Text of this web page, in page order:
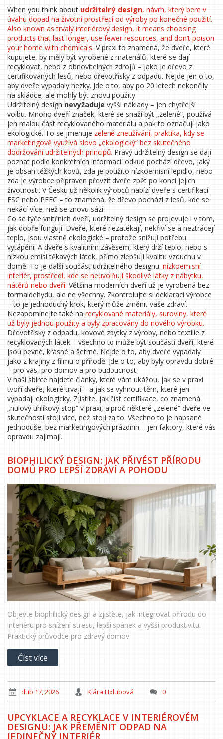
When you think about udržitelný design, návrh, který bere v
úvahu dopad na životní prostředí od výroby po konečné použití.
Also known astrvalý interiérový design, it means choosing
products that last longer, use fewer resources, and don’t poison
your home with chemicals. V praxi to znamená, že dveře, které
kupujete, by měly být vyrobené z materiálů, které se dají
recyklovat, nebo z obnovitelných zdrojů – jako je dřevo z
certifikovaných lesů, nebo dřevotřísky z odpadu. Nejde jen o to,
aby dveře vypadaly hezky. Jde o to, aby po 20 letech nekončily
na skládce, ale mohly být znovu použity.
Udržitelný design nevyžaduje vyšší náklady – jen chytřejší
volbu. Mnoho dveří značek, které se snaží být „zelené“, používá
jen malou část recyklovaného materiálu a pak to označují jako
ekologické. To se jmenuje zelené zneužívání, praktika, kdy se
marketingově využívá slovo „ekologický“ bez skutečného
dodržování udržitelných principů. Pravý udržitelný design se dají
poznat podle konkrétních informací: odkud pochází dřevo, jaký
je obsah těžkých kovů, zda je použito nízkoemisní lepidlo, nebo
zda je výrobce připraven převzít dveře zpět po konci jejich
životnosti. V Česku už několik výrobců nabízí dveře s certifikací
FSC nebo PEFC – to znamená, že dřevo pochází z lesů, kde se
nekácí více, než se znovu sází.
Co se týče vnitřních dveří, udržitelný design se projevuje i v tom,
jak dobře fungují. Dveře, které nezatékají, nekřiví se a neztrácejí
teplo, jsou vlastně ekologické – protože snižují potřebu
vytápění. A dveře s kvalitním závěsem, který drží teplo, nebo s
nízkou emisí těkavých látek, přímo zlepšují kvalitu vzduchu v
domě. To je další součást udržitelného designu: nízkoemisní
interiér, prostředí, kde se neuvolňují škodlivé látky z nábytku,
nátěrů nebo dveří. Většina moderních dveří už je vyrobená bez
formaldehydu, ale ne všechny. Zkontrolujte si deklaraci výrobce
– to je jednoduchý krok, který může změnit vaše zdraví.
Nezapomínejte také na recyklované materiály, suroviny, které
už byly jednou použity a byly zpracovány do nového výrobku.
Dřevotřísky z odpadu, kovové zbytky z výroby, nebo textilie z
recyklovaných látek – všechno to může být součástí dveří, které
jsou pevné, krásné a šetrné. Nejde o to, aby dveře vypadaly
jako z krajiny z filmu o přírodě. Jde o to, aby byly opravdu dobré
– pro vás, pro domov a pro budoucnost.
V naší sbírce najdete články, které vám ukážou, jak se v praxi
tvoří dveře, které trvají – a jak se vyhnout těm, které jen
vypadají ekologicky. Zjistíte, jak číst certifikace, co znamená
„nulový uhlíkový stop“ v praxi, a proč některé „zelené“ dveře ve
skutečnosti stojí více, než stojí za to. Všechno to je napsané
jednoduše, bez marketingových prázdnin – jen faktory, které vás
opravdu zajímají.
BIOPHILICKÝ DESIGN: JAK PŘIVÉST PŘÍRODU
DOMŮ PRO LEPŠÍ ZDRAVÍ A POHODU
Objevte biophilický design a zjistěte, jak integrovat přírodu do
interiéru pro snížení stresu, lepší spánek a vyšší produktivitu.
Praktický průvodce pro zdravý domov.
Číst více
dub 17, 2026 Klára Holubová 0
UPCYKLACE A RECYKLACE V INTERIÉROVÉM
DESIGNU: JAK PŘEMĚNIT ODPAD NA
JEDINEČNÝ INTERIÉR